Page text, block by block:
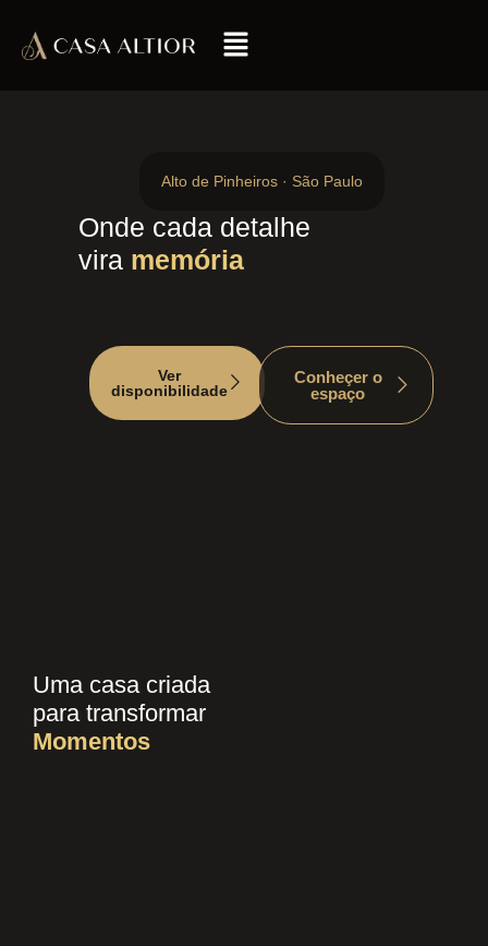
Alto de Pinheiros · São Paulo
Onde cada detalhe
vira memória
Ver
disponibilidade
Conheçer o
espaço
Uma casa criada
para transformar
Momentos